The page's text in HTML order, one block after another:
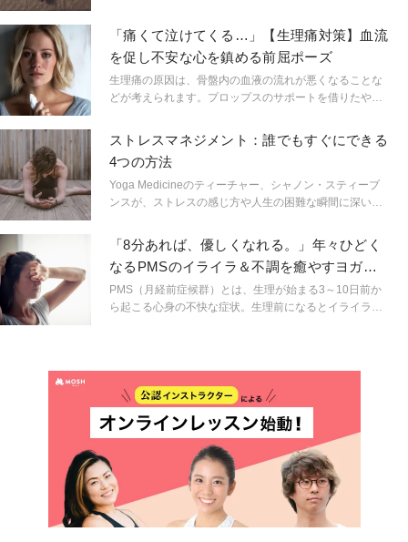
ガ」。ボルスターやベルト、ブランケットなどのプロッ
プス（道具）を使い、その上に横たわることで体に負荷
をかけず、リラクゼーションへと誘うリストラティブヨ
ガを中心に、瞑想、エッセンシャルオイル、レイキ（エ
ネルギーバランスを整える手法）のコンビネーション
「痛くて泣けてくる…」【生理痛対策】血流
を促し不安な心を鎮める前屈ポーズ
生理痛の原因は、骨盤内の血液の流れが悪くなることな
どが考えられます。プロップスのサポートを借りたやさ
ストレスマネジメント：誰でもすぐにできる
4つの方法
Yoga Medicineのティーチャー、シャノン・スティーブ
ンスが、ストレスの感じ方や人生の困難な瞬間に深い効
「8分あれば、優しくなれる。」年々ひどく
なるPMSのイライラ＆不調を癒やすヨガポ
ーズ
PMS（月経前症候群）とは、生理が始まる3～10日前か
ら起こる心身の不快な症状。生理前になるとイライラし
んな「女性ならでは」の不快な症状を和らげるヨガポー
ズをご紹介。リストラティブヨガを指導するリザ・ロウ
ィッツ先生に教わりました。